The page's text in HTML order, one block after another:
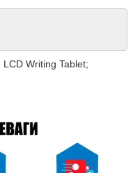
Writing Tablet;